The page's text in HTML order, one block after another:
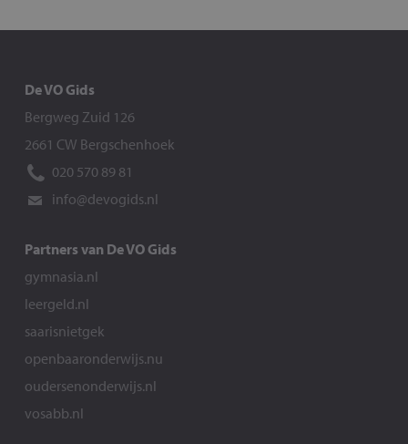
De VO Gids
Bergweg Zuid 126
2661 CW Bergschenhoek
020 570 89 81
info@devogids.nl
Partners van De VO Gids
gymnasia.nl
leergeld.nl
saarisnietgek
openbaaronderwijs.nu
oudersenonderwijs.nl
vosabb.nl